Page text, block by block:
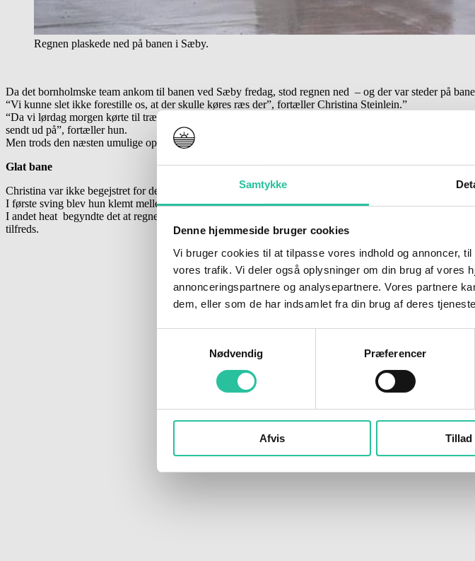
Samtykke
Denne hjemmeside bruger cookies
Vi bruger cookies til at tilpasse vores indhold og annoncer,
vores trafik. Vi deler også oplysninger om din brug af vores
annonceringspartnere og analysepartnere. Vores partnere
dem, eller som de har indsamlet fra din brug af deres
Nødvendig
Præferencer
Afvis Tillad
Regnen plaskede ned på banen i Sæby.
Da det bornholmske team ankom til banen ved Sæby fredag, stod regnen ned – og der var steder på
“Vi kunne slet ikke forestille os, at der skulle køres ræs der”, fortæller Christina Steinlein.”
“Da vi lørdag morgen kørte til træning, havde de dog fået styr på de største vandmængder på banen,
sendt ud på”, fortæller hun.
Men trods den næsten umulige opgave gik det bedre end forventet – og alle biler gennemførte.
Glat bane
Christina var ikke begejstret for den glatte bane og noget nervøs i første heat.
I første sving blev hun klemt mellem et autoværn og en anden bil – og kom op på to hjul. Heldigvis
I andet heat begyndte det at regne meget voldsomt, man kunne næsten ikke se ud af ruden ved
tilfreds.